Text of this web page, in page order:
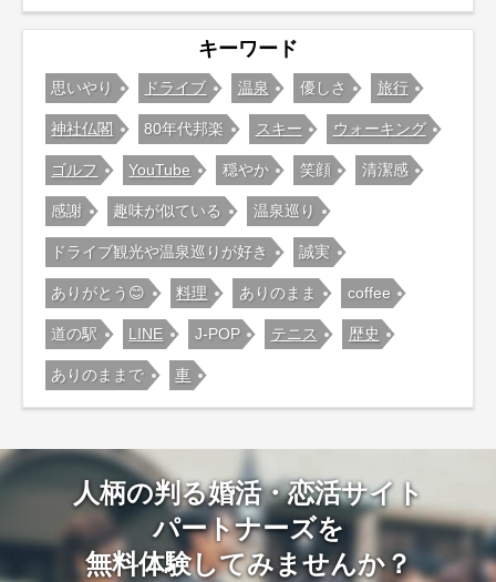
キーワード
思いやり ドライブ 温泉 優しさ 旅行
神社仏閣 80年代邦楽 スキー ウォーキング
ゴルフ YouTube 穏やか 笑顔 清潔感
感謝 趣味が似ている 温泉巡り
ドライブ観光や温泉巡りが好き 誠実
ありがとう😊 料理 ありのまま coffee
道の駅 LINE J-POP テニス 歴史
ありのままで 車
人柄の判る婚活・恋活サイト
パートナーズを
無料体験してみませんか？